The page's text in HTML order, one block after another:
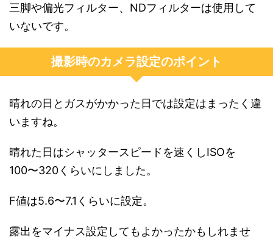
三脚や偏光フィルター、NDフィルターは使用して
いないです。
撮影時のカメラ設定のポイント
晴れの日とガスがかかった日では設定はまったく違
いますね。
晴れた日はシャッタースピードを速くしISOを
100〜320くらいにしました。
F値は5.6〜7.1くらいに設定。
露出をマイナス設定してもよかったかもしれませ